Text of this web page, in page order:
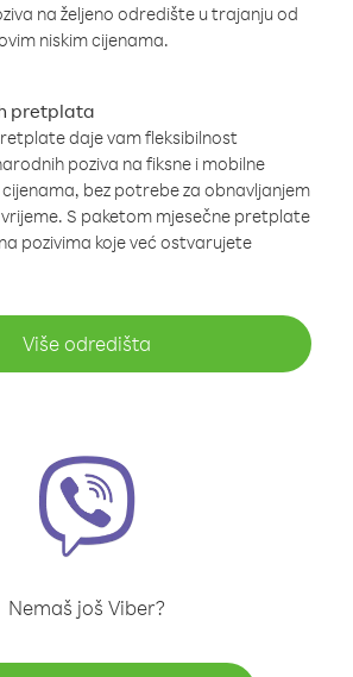
na željeno odredište u trajanju od
niskim cijenama.
pretplata
daje vam fleksibilnost
poziva na fiksne i mobilne
bez potrebe za obnavljanjem
S paketom mjesečne pretplate
pozivima koje već ostvarujete
Više odredišta
Nemaš još Viber?